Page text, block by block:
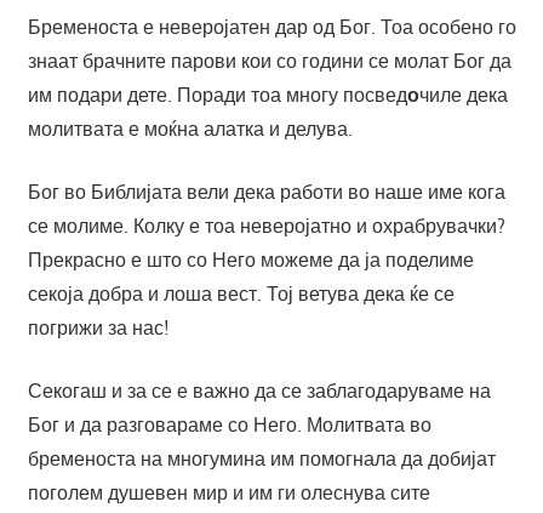
Бременоста е неверојатен дар од Бог. Тоа особено го
знаат брачните парови кои со години се молат Бог да
им подари дете. Поради тоа многу посведочиле дека
молитвата е моќна алатка и делува.
Бог во Библијата вели дека работи во наше име кога
се молиме. Колку е тоа неверојатно и охрабрувачки?
Прекрасно е што со Него можеме да ја поделиме
секоја добра и лоша вест. Тој ветува дека ќе се
погрижи за нас!
Секогаш и за се е важно да се заблагодаруваме на
Бог и да разговараме со Него. Молитвата во
бременоста на многумина им помогнала да добијат
поголем душевен мир и им ги олеснува сите